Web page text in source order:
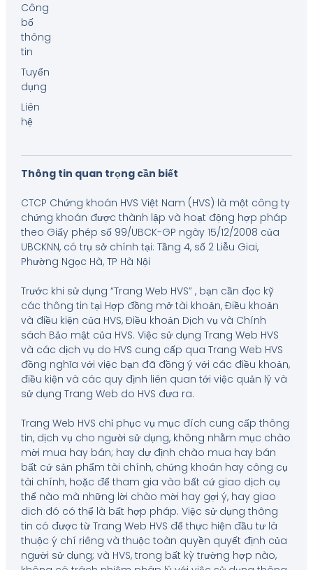
Công
bố
thông
tin
Tuyển
dụng
Liên
hệ
Thông tin quan trọng cần biết
CTCP Chứng khoán HVS Việt Nam (HVS) là một công ty
chứng khoán được thành lập và hoạt động hợp pháp
theo Giấy phép số 99/UBCK-GP ngày 15/12/2008 của
UBCKNN, có trụ sở chính tại: Tầng 4, số 2 Liễu Giai,
Phường Ngọc Hà, TP Hà Nội
Trước khi sử dụng “Trang Web HVS” , bạn cần đọc kỹ
các thông tin tại Hợp đồng mở tài khoản, Điều khoản
và điều kiện của HVS, Điều khoản Dịch vụ và Chính
sách Bảo mật của HVS. Việc sử dụng Trang Web HVS
và các dịch vụ do HVS cung cấp qua Trang Web HVS
đồng nghĩa với việc bạn đã đồng ý với các điều khoản,
điều kiện và các quy định liên quan tới việc quản lý và
sử dụng Trang Web do HVS đưa ra.
Trang Web HVS chỉ phục vụ mục đích cung cấp thông
tin, dịch vụ cho người sử dụng, không nhằm mục chào
mời mua hay bán; hay dự định chào mua hay bán
bất cứ sản phẩm tài chính, chứng khoán hay công cụ
tài chính, hoặc để tham gia vào bất cứ giao dịch cụ
thể nào mà những lời chào mời hay gợi ý, hay giao
dich đó có thể là bất hợp pháp. Việc sử dụng thông
tin có được từ Trang Web HVS để thực hiện đầu tư là
thuộc ý chí riêng và thuộc toàn quyền quyết định của
người sử dụng; và HVS, trong bất kỳ trường hợp nào,